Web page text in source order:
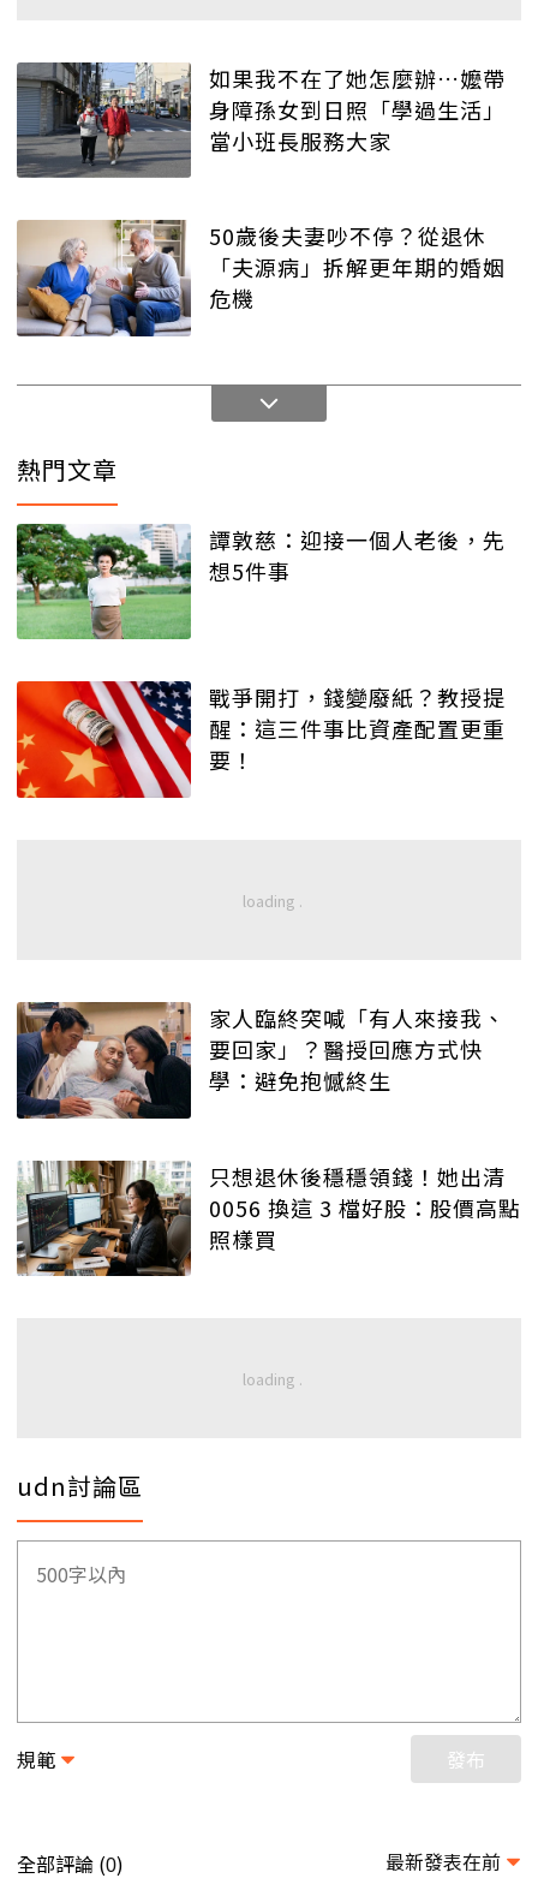
如果我不在了她怎麼辦…嬤帶
身障孫女到日照「學過生活」
當小班長服務大家
50歲後夫妻吵不停？從退休
「夫源病」拆解更年期的婚姻
危機
熱門文章
譚敦慈：迎接一個人老後，先
想5件事
戰爭開打，錢變廢紙？教授提
醒：這三件事比資產配置更重
要！
家人臨終突喊「有人來接我、
要回家」？醫授回應方式快
學：避免抱憾終生
只想退休後穩穩領錢！她出清
0056 換這 3 檔好股：股價高點
照樣買
udn討論區
規範 發布
全部評論 (0) 最新發表在前